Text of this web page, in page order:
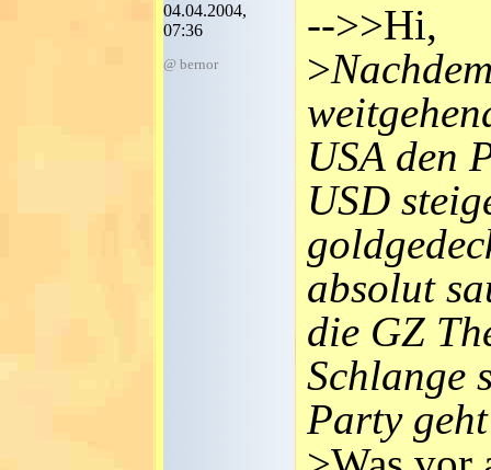
04.04.2004,
07:36
@ bernor
-->>Hi,
>
USA den
USD
absolut
die GZ
Schlange
Party